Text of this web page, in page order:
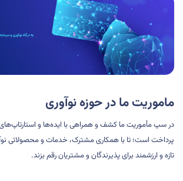
ماموریت ما در حوزه نوآوری
در سپ مأموریت ما کشف و همراهی با ایده‌ها و استارتاپ‌های
پرداخت است؛ تا با همکاری مشترک، خدمات و محصولاتی
تازه و ارزشمند برای پذیرندگان و مشتریان رقم بزند.